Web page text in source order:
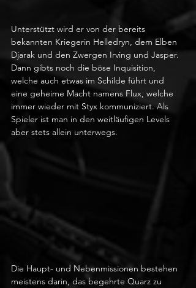
Unterstützt wird er von der bereits
bekannten Kriegerin Helledryn, dem Elben
Djarak und den Zwergen Irving und Jasper.
Dann gibts noch die böse Inquisition,
welche auch etwas im Schilde führt und
eine geheime Macht namens Flux, welche
immer wieder mit Styx kommuniziert. Als
Spieler ist man in den weitläufigen Levels
aber stets allein unterwegs.
Die Haupt- und Nebenmissionen bestehen
meistens darin, das begehrte Quarz zu